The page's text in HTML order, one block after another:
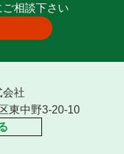
相談下さい
会社
東中野3-20-10